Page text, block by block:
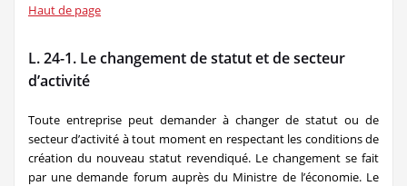
Haut de page
L. 24-1. Le changement de statut et de secteur
d’activité
Toute entreprise peut demander à changer de statut ou de
secteur d’activité à tout moment en respectant les conditions de
création du nouveau statut revendiqué. Le changement se fait
par une demande forum auprès du Ministre de l’économie. Le